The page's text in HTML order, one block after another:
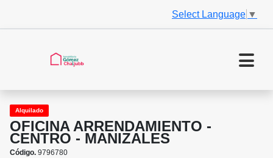
Select Language ▼
Alquilado
OFICINA ARRENDAMIENTO -
CENTRO - MANIZALES
Código. 9796780